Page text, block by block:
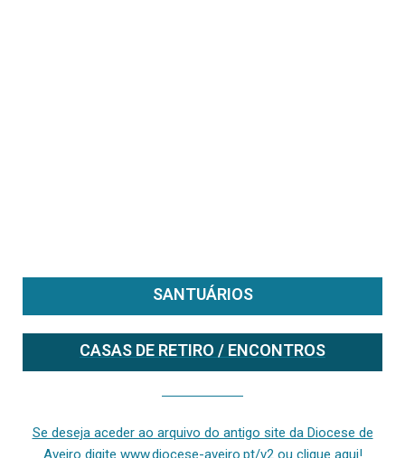
SANTUÁRIOS
CASAS DE RETIRO / ENCONTROS
Se deseja aceder ao arquivo do antigo site da Diocese de
Aveiro digite www.diocese-aveiro.pt/v2 ou clique aqui!